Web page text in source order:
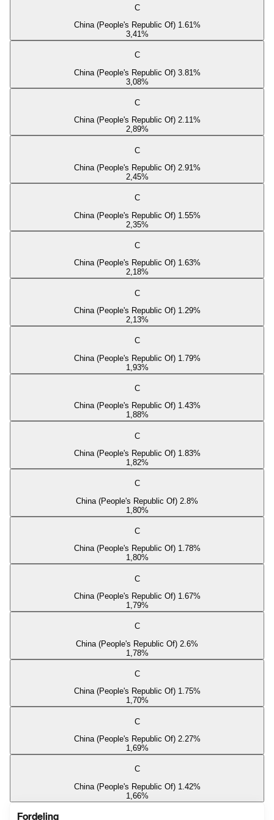
C
China (People's Republic Of) 1.61%
3,41%
C
China (People's Republic Of) 3.81%
3,08%
C
China (People's Republic Of) 2.11%
2,89%
C
China (People's Republic Of) 2.91%
2,45%
C
China (People's Republic Of) 1.55%
2,35%
C
China (People's Republic Of) 1.63%
2,18%
C
China (People's Republic Of) 1.29%
2,13%
C
China (People's Republic Of) 1.79%
1,93%
C
China (People's Republic Of) 1.43%
1,88%
C
China (People's Republic Of) 1.83%
1,82%
C
China (People's Republic Of) 2.8%
1,80%
C
China (People's Republic Of) 1.78%
1,80%
C
China (People's Republic Of) 1.67%
1,79%
C
China (People's Republic Of) 2.6%
1,78%
C
China (People's Republic Of) 1.75%
1,70%
C
China (People's Republic Of) 2.27%
1,69%
C
China (People's Republic Of) 1.42%
1,66%
Fordeling